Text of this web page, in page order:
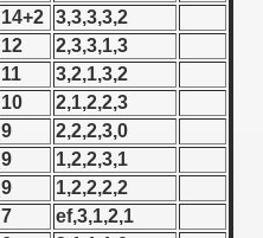
14+2 3,3,3,3,2
12
2,3,3,1,3
11
3,2,1,3,2
10
2,1,2,2,3
9
2,2,2,3,0
9
1,2,2,3,1
9
1,2,2,2,2
7
ef,3,1,2,1